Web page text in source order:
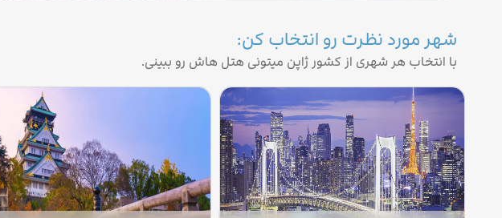
شهر مورد نظرت رو انتخاب کن:
با انتخاب هر شهری از کشور ژاپن میتونی هتل هاش رو ببینی.